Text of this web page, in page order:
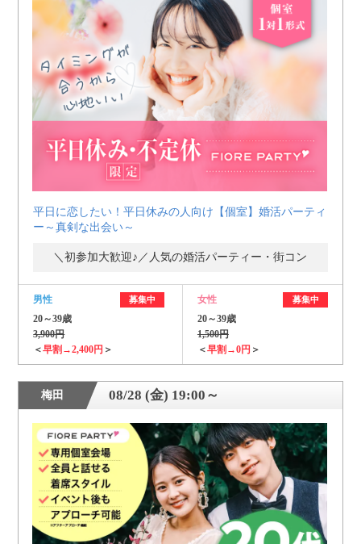
平日に恋したい！平日休みの人向け【個室】婚活パーティ
ー～真剣な出会い～
＼初参加大歓迎♪／人気の婚活パーティー・街コン
男性 募集中
20～39歳
3,900円
＜早割→2,400円 ＞
女性 募集中
20～39歳
1,500円
＜早割→0円 ＞
梅田 08/28 (金) 19:00～